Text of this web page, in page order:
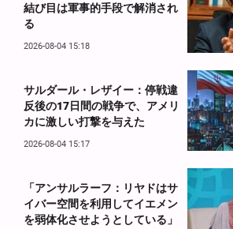
結び目は軍事的手段で解消され
る
2026-08-04 15:18
サルダール・レザイー：停戦違
反後の17日間の戦争で、アメリ
カに激しい打撃を与えた
2026-08-04 15:17
「アンサルラーフ：リヤドはサ
イバー空間を利用してイエメン
を弱体化させようとしている」